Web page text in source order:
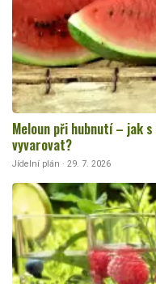
Meloun při hubnutí – jak
vyvarovat?
Jídelní plán · 29. 7. 2026